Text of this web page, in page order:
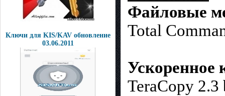
Ключи для KIS/KAV обновление
03.06.2011
Файловые
Total
Ускоренное
TeraCopy 2.3